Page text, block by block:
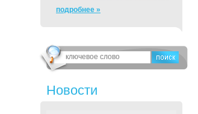
подробнее »
Новости